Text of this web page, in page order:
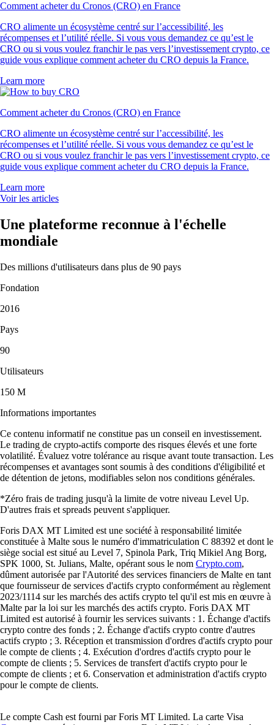
Comment acheter du Cronos (CRO) en France
CRO alimente un écosystème centré sur l’accessibilité, les
récompenses et l’utilité réelle. Si vous vous demandez ce qu’est le
CRO ou si vous voulez franchir le pas vers l’investissement crypto, ce
guide vous explique comment acheter du CRO depuis la France.
Learn more
Comment acheter du Cronos (CRO) en France
CRO alimente un écosystème centré sur l’accessibilité, les
récompenses et l’utilité réelle. Si vous vous demandez ce qu’est le
CRO ou si vous voulez franchir le pas vers l’investissement crypto, ce
guide vous explique comment acheter du CRO depuis la France.
Learn more
Voir les articles
Une plateforme reconnue à l'échelle
mondiale
Des millions d'utilisateurs dans plus de 90 pays
Fondation
2016
Pays
90
Utilisateurs
150 M
Informations importantes
Ce contenu informatif ne constitue pas un conseil en investissement.
Le trading de crypto-actifs comporte des risques élevés et une forte
volatilité. Évaluez votre tolérance au risque avant toute transaction. Les
récompenses et avantages sont soumis à des conditions d'éligibilité et
de détention de jetons, modifiables selon nos conditions générales.
*Zéro frais de trading jusqu'à la limite de votre niveau Level Up.
D'autres frais et spreads peuvent s'appliquer.
Foris DAX MT Limited est une société à responsabilité limitée
constituée à Malte sous le numéro d'immatriculation C 88392 et dont le
siège social est situé au Level 7, Spinola Park, Triq Mikiel Ang Borg,
SPK 1000, St. Julians, Malte, opérant sous le nom Crypto.com,
dûment autorisée par l'Autorité des services financiers de Malte en tant
que fournisseur de services d'actifs crypto conformément au règlement
2023/1114 sur les marchés des actifs crypto tel qu'il est mis en œuvre à
Malte par la loi sur les marchés des actifs crypto. Foris DAX MT
Limited est autorisé à fournir les services suivants : 1. Échange d'actifs
crypto contre des fonds ; 2. Échange d'actifs crypto contre d'autres
actifs crypto ; 3. Réception et transmission d'ordres d'actifs crypto pour
le compte de clients ; 4. Exécution d'ordres d'actifs crypto pour le
compte de clients ; 5. Services de transfert d'actifs crypto pour le
compte de clients ; et 6. Conservation et administration d'actifs crypto
pour le compte de clients.
Le compte Cash est fourni par Foris MT Limited. La carte Visa